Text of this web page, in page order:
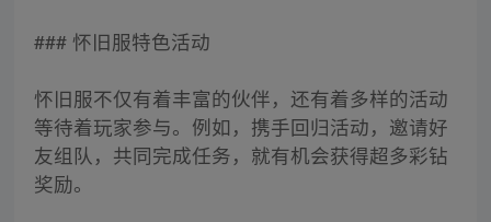
### 怀旧服特色活动
怀旧服不仅有着丰富的伙伴，还有着多样的活动
等待着玩家参与。例如，携手回归活动，邀请好
友组队，共同完成任务，就有机会获得超多彩钻
奖励。